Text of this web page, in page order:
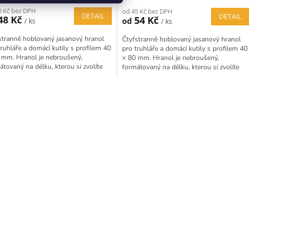
Kč bez DPH
Kč / ks
DETAIL
hoblovaný jasanový hranol
a domácí kutily s profilem 40
Hranol je nebroušený,
na délku, kterou si zvolíte
od 45 Kč bez DPH
od 54 Kč / ks
DETAIL
Čtyřstranně hoblovaný jasanový hranol
pro truhláře a domácí kutily s profilem 40
× 80 mm. Hranol je nebroušený,
formátovaný na délku, kterou si zvolíte